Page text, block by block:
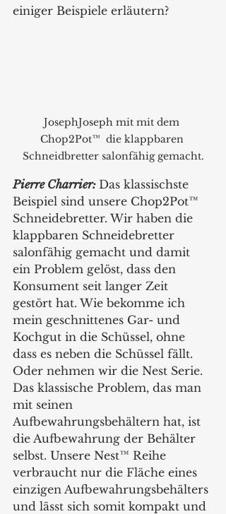
einiger Beispiele erläutern?
JosephJoseph mit mit dem
Chop2Pot™  die klappbaren
Schneidbretter salonfähig gemacht.
Pierre Charrier: Das klassischste
Beispiel sind unsere Chop2Pot™
Schneidebretter. Wir haben die
klappbaren Schneidebretter
salonfähig gemacht und damit
ein Problem gelöst, dass den
Konsument seit langer Zeit
gestört hat. Wie bekomme ich
mein geschnittenes Gar- und
Kochgut in die Schüssel, ohne
dass es neben die Schüssel fällt.
Oder nehmen wir die Nest Serie.
Das klassische Problem, das man
mit seinen
Aufbewahrungsbehältern hat, ist
die Aufbewahrung der Behälter
selbst. Unsere Nest™ Reihe
verbraucht nur die Fläche eines
einzigen Aufbewahrungsbehälters
und lässt sich somit kompakt und